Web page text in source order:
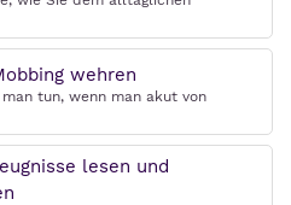
wehren
tun, wenn man akut von
lesen und